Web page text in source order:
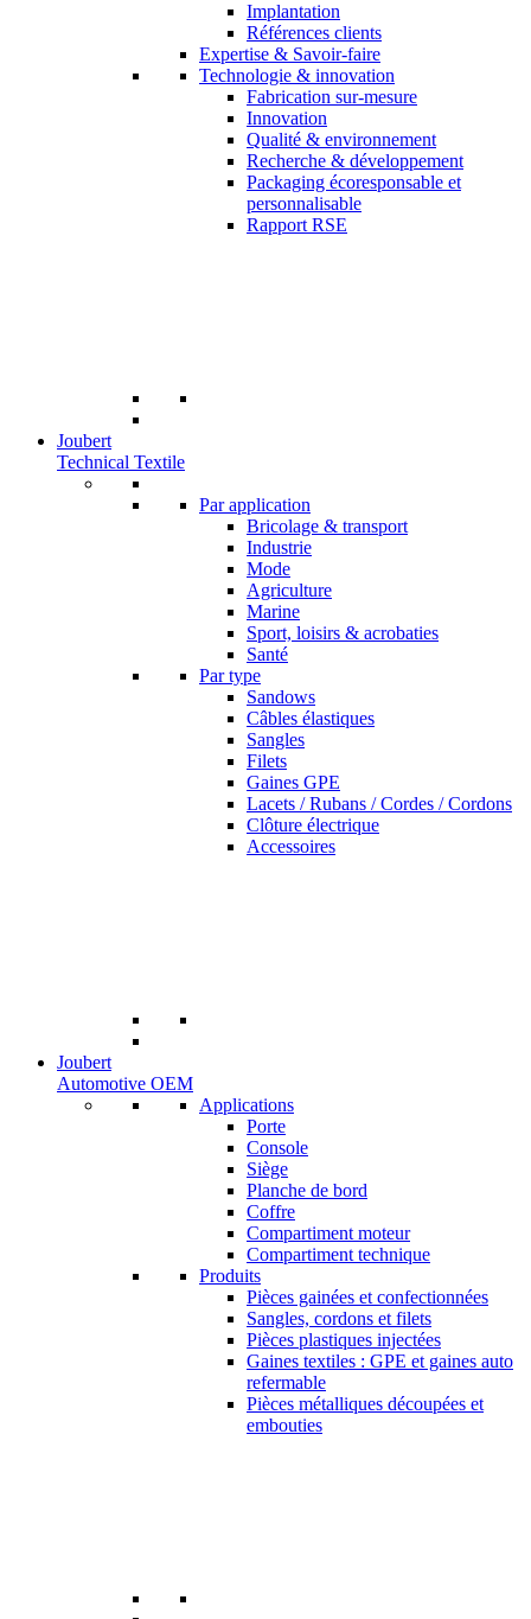
Implantation
Références clients
Expertise & Savoir-faire
Technologie & innovation
Fabrication sur-mesure
Innovation
Qualité & environnement
Recherche & développement
Packaging écoresponsable et
personnalisable
Rapport RSE
Joubert
Technical Textile
Par application
Bricolage & transport
Industrie
Mode
Agriculture
Marine
Sport, loisirs & acrobaties
Santé
Par type
Sandows
Câbles élastiques
Sangles
Filets
Gaines GPE
Lacets / Rubans / Cordes / Cordons
Clôture électrique
Accessoires
Joubert
Automotive OEM
Applications
Porte
Console
Siège
Planche de bord
Coffre
Compartiment moteur
Compartiment technique
Produits
Pièces gainées et confectionnées
Sangles, cordons et filets
Pièces plastiques injectées
Gaines textiles : GPE et gaines auto
refermable
Pièces métalliques découpées et
embouties